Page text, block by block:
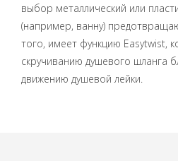
выбор металлический или
(например, ванну)
того, имеет функцию Easytwist,
скручиванию душевого шланга
движению душевой лейки.